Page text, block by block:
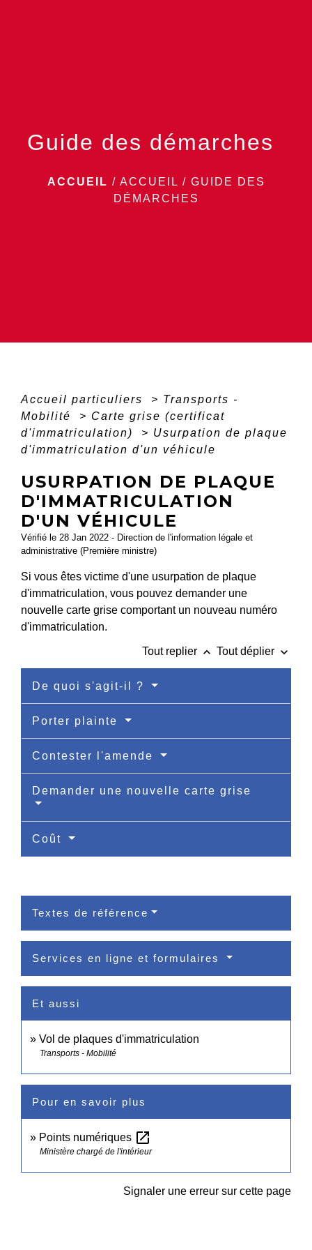
Guide des démarches
ACCUEIL / ACCUEIL / GUIDE DES
DÉMARCHES
Accueil particuliers > Transports -
Mobilité
> Carte grise (certificat
d'immatriculation)
> Usurpation de plaque
d'immatriculation d'un véhicule
USURPATION DE PLAQUE
D'IMMATRICULATION
D'UN VÉHICULE
Vérifié le 28 Jan 2022 - Direction de l'information légale et
administrative (Première ministre)
Si vous êtes victime d'une usurpation de plaque
d'immatriculation, vous pouvez demander une
nouvelle carte grise comportant un nouveau numéro
d'immatriculation.
Tout replier keyboard_arrow_up Tout déplier keyboard_arrow_down
De quoi s'agit-il ?
Porter plainte
Contester l'amende
Demander une nouvelle carte grise
Coût
Textes de référence
Services en ligne et formulaires
Et aussi
Vol de plaques d'immatriculation
Transports - Mobilité
Pour en savoir plus
Points numériques open_in_new
Ministère chargé de l'intérieur
Signaler une erreur sur cette page